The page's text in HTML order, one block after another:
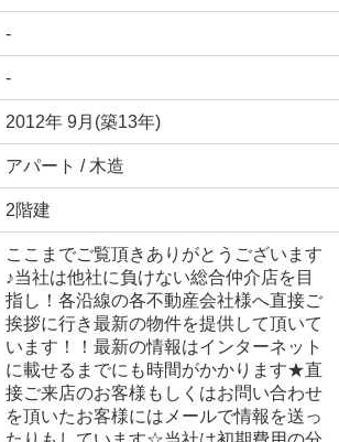
-
-
2012年 9月(築13年)
アパート / 木造
2階建
ここまでご覧頂きありがとうございます
♪当社は他社に負けない総合仲介店を目
指し！各沿線の各不動産会社様へ直接ご
挨拶に行き最新の物件を提供して頂いて
います！！最新の情報はインターネット
に載せるまでにも時間がかかります★直
接ご来店のお客様もしくはお問い合わせ
を頂いたお客様にはメールで情報を送っ